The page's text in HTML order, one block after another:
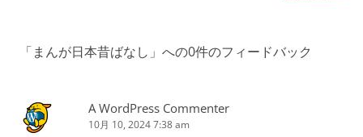
ー
シ
「まんが日本昔ばなし 」への0件のフィードバック
A WordPress Commenter
10月 10, 2024 7:38 am